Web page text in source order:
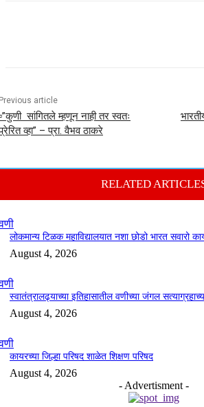
article
सांगितले म्हणून नाही तर स्वतः
व्हा” – प्रा. वैभव ठाकरे
RELATED
लोकमान्य टिळक महाविद्यालयात नशा छोडो भारत सवारो
August 4, 2026
स्वातंत्रालढ्याच्या इतिहासातील वणीच्या जंगल
August 4, 2026
कायरच्या जिल्हा परिषद शाळेत शिक्षण परिषद
August 4, 2026
- Advertisment -